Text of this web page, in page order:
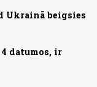
Ukrainā beigsies
datumos, ir